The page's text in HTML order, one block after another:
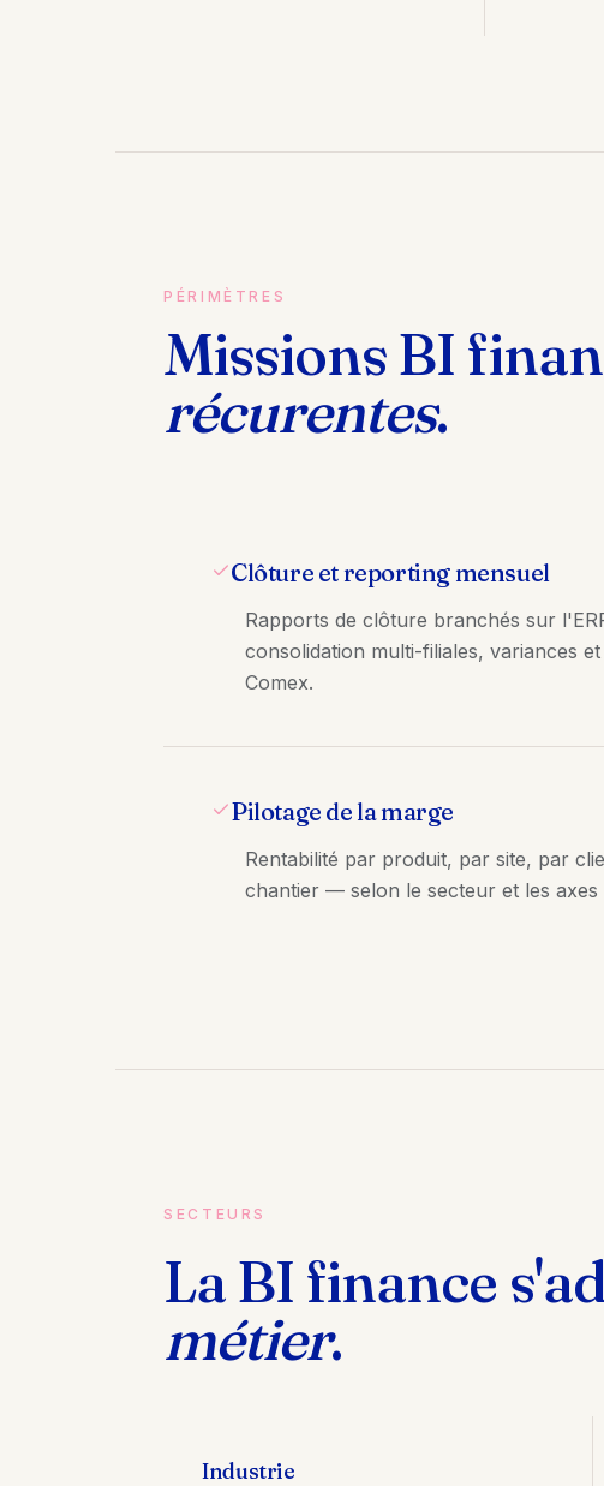
PÉRIMÈTRES
Missions BI
récurentes.
Clôture et reporting mensuel
Rapports de clôture branchés sur
consolidation multi-filiales, variances
Comex.
Pilotage de la marge
Rentabilité par produit, par site, par
chantier — selon le secteur et les axes
SECTEURS
La BI finance
métier.
Industrie